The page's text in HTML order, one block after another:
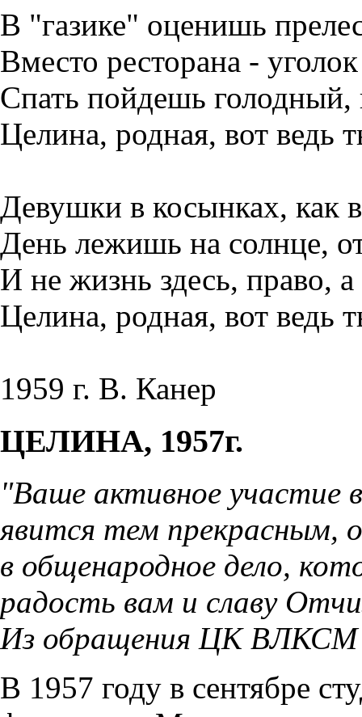
В "газике" оценишь
Вместо ресторана -
Спать пойдешь голодный,
Целина, родная, вот ведь
Девушки в косынках, как
День лежишь на солнце,
И не жизнь здесь, право, а
Целина, родная, вот ведь
1959 г. В. Канер
ЦЕЛИНА, 1957г.
"Ваше активное участие
явится тем прекрасным,
в общенародное дело,
радость вам и славу
Из обращения ЦК ВЛКСМ
В 1957 году в сентябре